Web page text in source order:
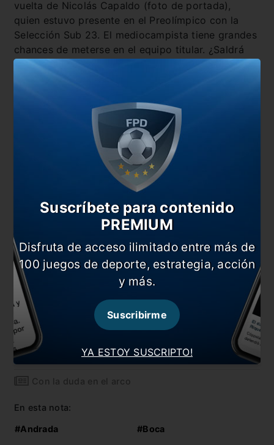
vuelta de Nicolás Capaldo (foto de portada),
quien estuvo presente en el Preolímpico con la
Selección Sub 23. El mediocampista tiene grandes
chances de meterse en el equipo titular. ¿Saldrá
Pol Fernández? Además, Mauro Zárate avanza con
También te puede interesar
Las dudas de Miguel
¿Qué le pasó a Mauro Zárate?
“Andrada no va a estar el domingo”
Con la duda en el arco
En esta nota:
#Andrada #Boca
YA ESTOY SUSCRIPTO!
Suscríbete para contenido
PREMIUM
Disfruta de acceso ilimitado entre más de
100 juegos de deporte, estrategia, acción
y más.
Suscribirme